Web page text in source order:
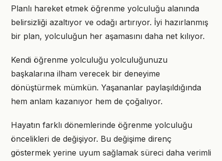
Planlı hareket etmek öğrenme yolculuğu alanında
belirsizliği azaltıyor ve odağı artırıyor. İyi hazırlanmış
bir plan, yolculuğun her aşamasını daha net kılıyor.
Kendi öğrenme yolculuğu yolculuğunuzu
başkalarına ilham verecek bir deneyime
dönüştürmek mümkün. Yaşananlar paylaşıldığında
hem anlam kazanıyor hem de çoğalıyor.
Hayatın farklı dönemlerinde öğrenme yolculuğu
öncelikleri de değişiyor. Bu değişime direnç
göstermek yerine uyum sağlamak süreci daha verimli